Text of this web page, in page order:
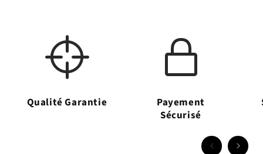
Qualité Garantie
Payement
Sécurisé